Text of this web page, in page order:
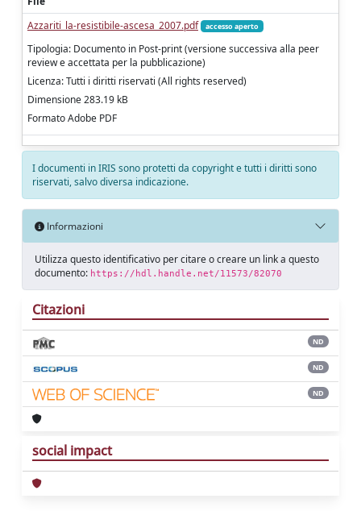
Azzariti_la-resistibile-ascesa_2007.pdf
accesso aperto
Tipologia: Documento in Post-print (versione successiva alla peer
review e accettata per la pubblicazione)
Licenza: Tutti i diritti riservati (All rights reserved)
Dimensione 283.19 kB
Formato Adobe PDF
I documenti in IRIS sono protetti da copyright e tutti i diritti sono
riservati, salvo diversa indicazione.
Informazioni
Utilizza questo identificativo per citare o creare un link a questo
documento: https://hdl.handle.net/11573/82070
Citazioni
ND
ND
ND
social impact